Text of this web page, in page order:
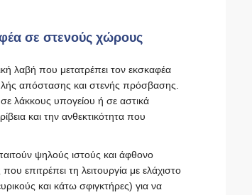
σε στενούς χώρους
λαβή που μετατρέπει τον εκσκαφέα
απόστασης και στενής πρόσβασης.
λάκκους υπογείου ή σε αστικά
και την ανθεκτικότητα που
ψηλούς ιστούς και άφθονο
επιτρέπει τη λειτουργία με ελάχιστο
και κάτω σφιγκτήρες) για να